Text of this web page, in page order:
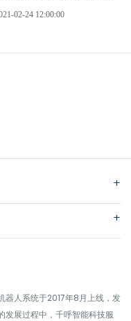
02-24 12:00:00
器人系统于2017年8月上线，发
发展过程中，千呼智能科技服